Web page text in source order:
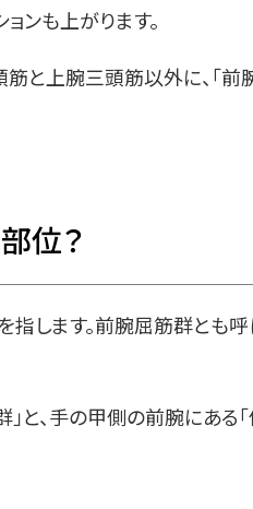
ンも上がります。
と上腕三頭筋以外に、「前腕
位？
指します。前腕屈筋群とも
と、手の甲側の前腕にある